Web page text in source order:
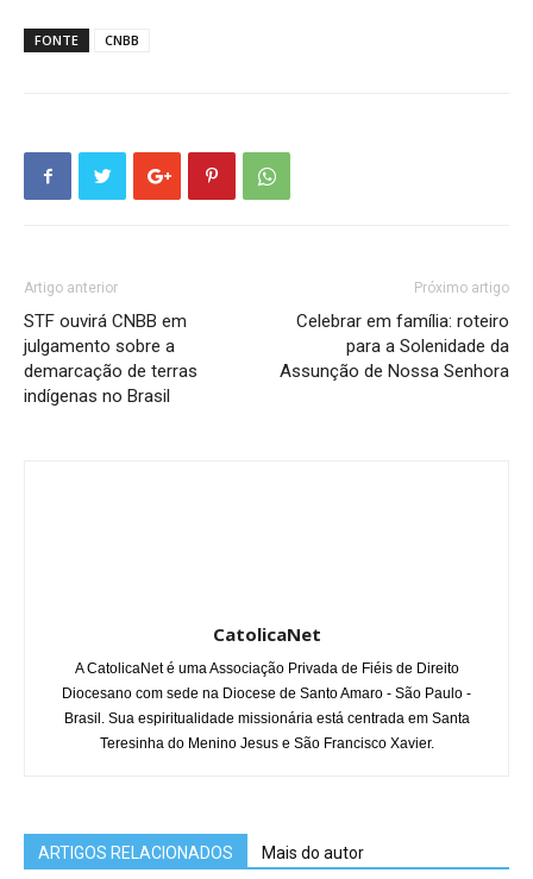
FONTE CNBB
Artigo anterior
STF ouvirá CNBB em
julgamento sobre a
demarcação de terras
indígenas no Brasil
Próximo artigo
Celebrar em família: roteiro
para a Solenidade da
Assunção de Nossa Senhora
CatolicaNet
A CatolicaNet é uma Associação Privada de Fiéis de Direito
Diocesano com sede na Diocese de Santo Amaro - São Paulo -
Brasil. Sua espiritualidade missionária está centrada em Santa
Teresinha do Menino Jesus e São Francisco Xavier.
ARTIGOS RELACIONADOS Mais do autor